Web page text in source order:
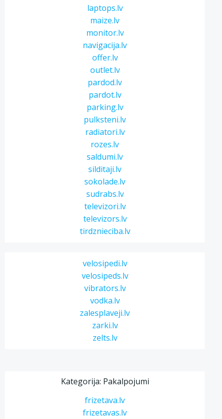
laptops.lv
maize.lv
monitor.lv
navigacija.lv
offer.lv
outlet.lv
pardod.lv
pardot.lv
parking.lv
pulksteni.lv
radiatori.lv
rozes.lv
saldumi.lv
silditaji.lv
sokolade.lv
sudrabs.lv
televizori.lv
televizors.lv
tirdznieciba.lv
velosipedi.lv
velosipeds.lv
vibrators.lv
vodka.lv
zalesplaveji.lv
zarki.lv
zelts.lv
Kategorija: Pakalpojumi
frizetava.lv
frizetavas.lv